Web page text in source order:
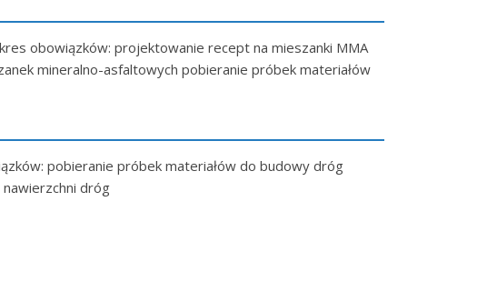
obowiązków: projektowanie recept na mieszanki MMA
mineralno-asfaltowych pobieranie próbek materiałów
pobieranie próbek materiałów do budowy dróg
dróg